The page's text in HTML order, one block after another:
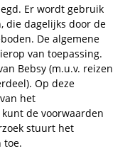
Er wordt gebruik
die dagelijks door de
De algemene
van toepassing.
Bebsy (m.u.v. reizen
Op deze
het
de voorwaarden
stuurt het
toe.